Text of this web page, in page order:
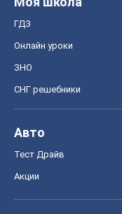
ГДЗ
Онлайн уроки
ЗНО
СНГ решебники
Авто
Тест Драйв
Акции